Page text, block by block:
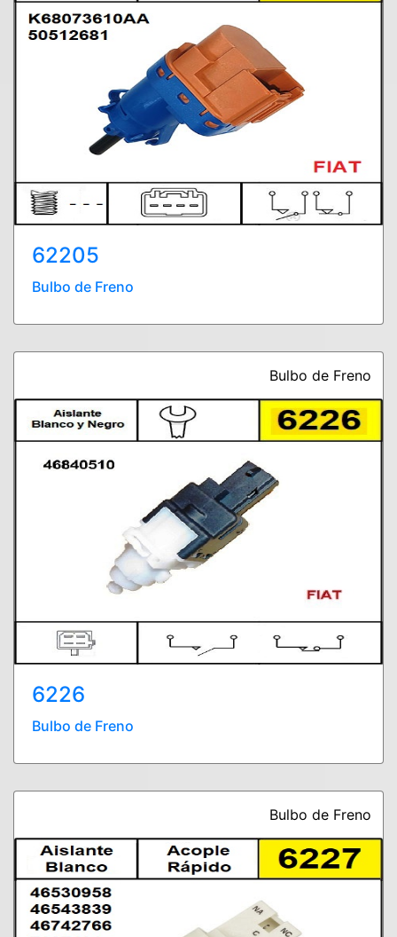
62205
Bulbo de Freno
Bulbo de Freno
6226
Bulbo de Freno
Bulbo de Freno